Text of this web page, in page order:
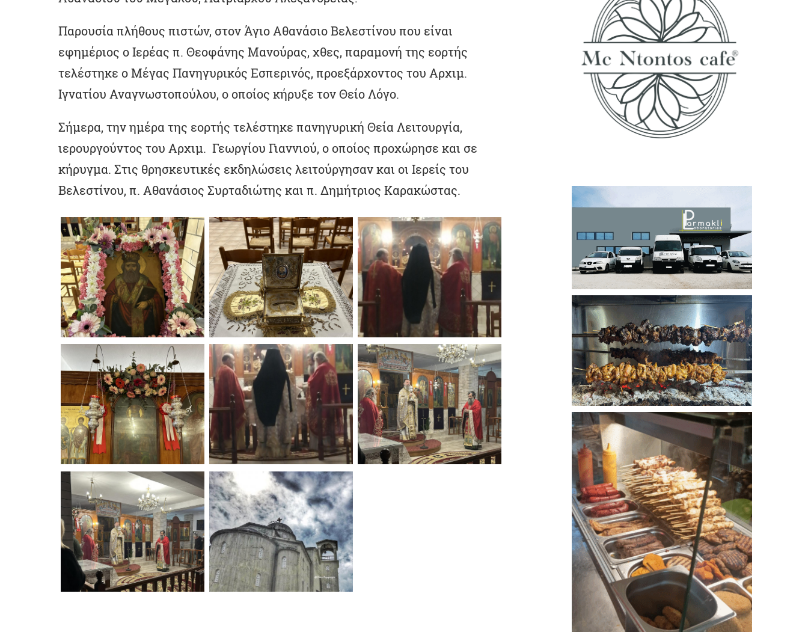
Παρουσία πλήθους πιστών, στον Άγιο Αθανάσιο Βελεστίνου που είναι
εφημέριος ο Ιερέας π. Θεοφάνης Μανούρας, χθες, παραμονή της εορτής
τελέστηκε ο Μέγας Πανηγυρικός Εσπερινός, προεξάρχοντος του Αρχιμ.
Ιγνατίου Αναγνωστοπούλου, ο οποίος κήρυξε τον Θείο Λόγο.
Σήμερα, την ημέρα της εορτής τελέστηκε πανηγυρική Θεία Λειτουργία,
ιερουργούντος του Αρχιμ. Γεωργίου Γιαννιού, ο οποίος προχώρησε και σε
κήρυγμα. Στις θρησκευτικές εκδηλώσεις λειτούργησαν και οι Ιερείς του
Βελεστίνου, π. Αθανάσιος Συρταδιώτης και π. Δημήτριος Καρακώστας.